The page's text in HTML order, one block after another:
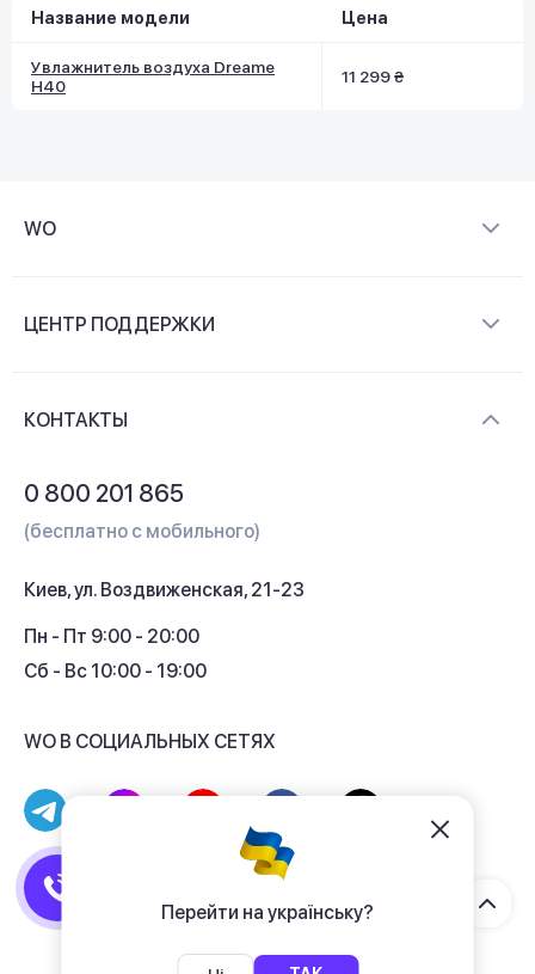
Перейти на українську?
Название модели Цена
Увлажнитель воздуха Dreame
H40
11 299 ₴
WO
Контакты
ЦЕНТР ПОДДЕРЖКИ
Кэшбек
КОНТАКТЫ
0 800 201 865
(бесплатно с мобильного)
Киев, ул. Воздвиженская, 21-23
Пн - Пт 9:00 - 20:00
Сб - Вс 10:00 - 19:00
WO В СОЦИАЛЬНЫХ СЕТЯХ
Договор публичной оферты
Политика конфиденциальности